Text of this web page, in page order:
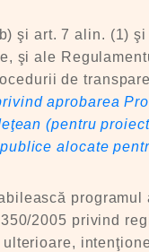
şi art. 7 alin. (1)
şi ale
de
aprobarea
(pentru
alocate
2005 privind